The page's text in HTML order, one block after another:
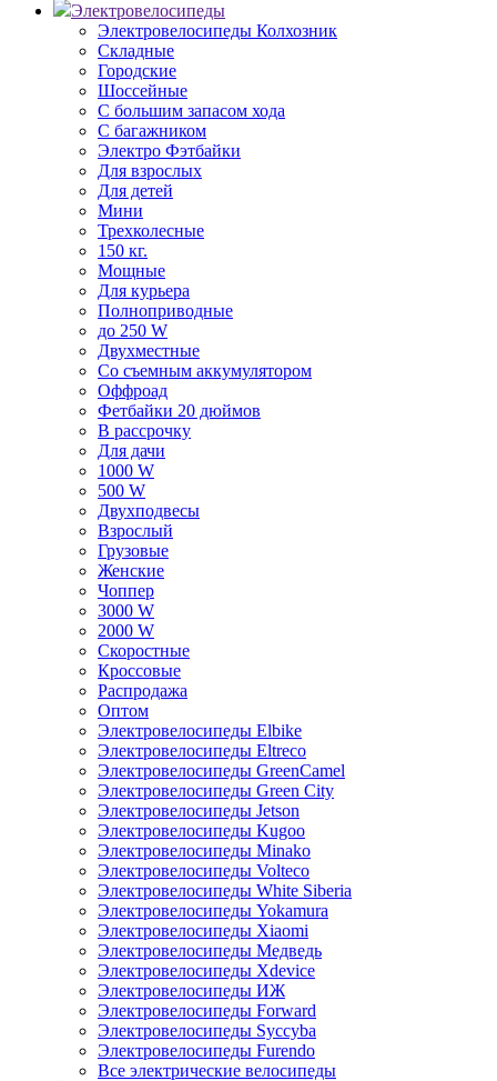
Электровелосипеды
Электровелосипеды Колхозник
Складные
Городские
Шоссейные
С большим запасом хода
С багажником
Электро Фэтбайки
Для взрослых
Для детей
Мини
Трехколесные
150 кг.
Мощные
Для курьера
Полноприводные
до 250 W
Двухместные
Со съемным аккумулятором
Оффроад
Фетбайки 20 дюймов
В рассрочку
Для дачи
1000 W
500 W
Двухподвесы
Взрослый
Грузовые
Женские
Чоппер
3000 W
2000 W
Скоростные
Кроссовые
Распродажа
Оптом
Электровелосипеды Elbike
Электровелосипеды Eltreco
Электровелосипеды GreenCamel
Электровелосипеды Green City
Электровелосипеды Jetson
Электровелосипеды Kugoo
Электровелосипеды Minako
Электровелосипеды Volteco
Электровелосипеды White Siberia
Электровелосипеды Yokamura
Электровелосипеды Xiaomi
Электровелосипеды Медведь
Электровелосипеды Xdevice
Электровелосипеды ИЖ
Электровелосипеды Forward
Электровелосипеды Syccyba
Электровелосипеды Furendo
Все электрические велосипеды